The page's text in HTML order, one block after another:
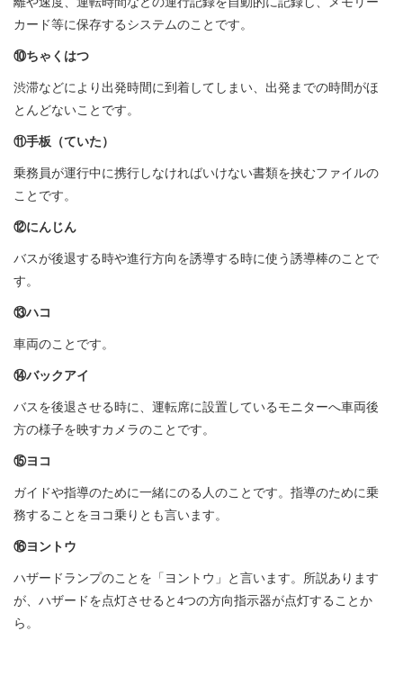
カード等に保存するシステムのことです。
⑩ちゃくはつ
渋滞などにより出発時間に到着してしまい、出発までの時間がほ
とんどないことです。
⑪手板（ていた）
乗務員が運行中に携行しなければいけない書類を挟むファイルの
ことです。
⑫にんじん
バスが後退する時や進行方向を誘導する時に使う誘導棒のことで
す。
⑬ハコ
車両のことです。
⑭バックアイ
バスを後退させる時に、運転席に設置しているモニターへ車両後
方の様子を映すカメラのことです。
⑮ヨコ
ガイドや指導のために一緒にのる人のことです。指導のために乗
務することをヨコ乗りとも言います。
⑯ヨントウ
ハザードランプのことを「ヨントウ」と言います。所説あります
が、ハザードを点灯させると4つの方向指示器が点灯することか
ら。